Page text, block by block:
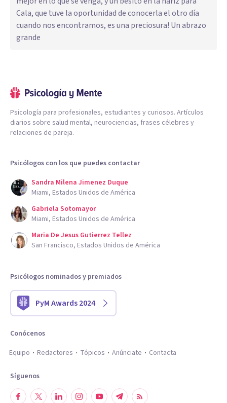
Cala, que tuve la oportunidad de conocerla el otro día
cuando nos encontramos, es una preciosura! Un abrazo
grande
Psicología para profesionales, estudiantes y curiosos. Artículos
diarios sobre salud mental, neurociencias, frases célebres y
relaciones de pareja.
Psicólogos con los que puedes contactar
Sandra Milena Jimenez Duque
Miami, Estados Unidos de América
Gabriela Sotomayor
Miami, Estados Unidos de América
Maria De Jesus Gutierrez Tellez
San Francisco, Estados Unidos de América
Psicólogos nominados y premiados
PyM Awards 2024
Conócenos
Equipo
Redactores Tópicos Anúnciate Contacta
Síguenos